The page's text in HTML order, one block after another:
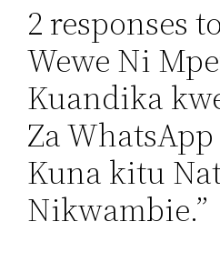
2 responses
Wewe Ni
Kuandika
Za
Kuna kitu
Nikwambie.”